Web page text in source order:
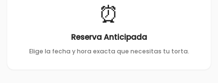
⏰
Reserva Anticipada
Elige la fecha y hora exacta que necesitas tu torta.